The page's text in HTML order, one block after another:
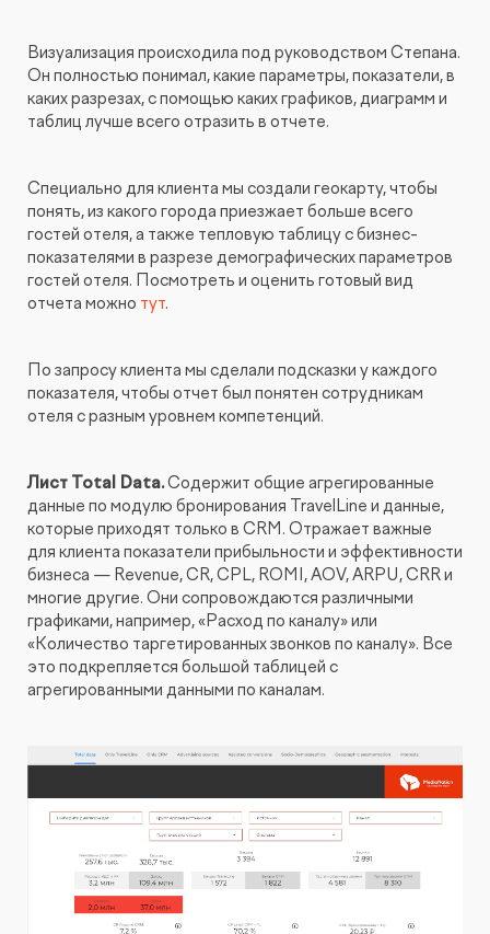
Визуализация происходила под руководством Степана.
Он полностью понимал, какие параметры, показатели, в
каких разрезах, с помощью каких графиков, диаграмм и
таблиц лучше всего отразить в отчете.
Специально для клиента мы создали геокарту, чтобы
понять, из какого города приезжает больше всего
гостей отеля, а также тепловую таблицу с бизнес-
показателями в разрезе демографических параметров
гостей отеля. Посмотреть и оценить готовый вид
отчета можно тут.
По запросу клиента мы сделали подсказки у каждого
показателя, чтобы отчет был понятен сотрудникам
отеля с разным уровнем компетенций.
Лист Total Data.Содержит общие агрегированные
данные по модулю бронирования TravelLine и данные,
которые приходят только в CRM. Отражает важные
для клиента показатели прибыльности и эффективности
бизнеса — Revenue, CR, CPL, ROMI, AOV, ARPU, CRR и
многие другие. Они сопровождаются различными
графиками, например, «Расход по каналу» или
«Количество таргетированных звонков по каналу». Все
это подкрепляется большой таблицей с
агрегированными данными по каналам.